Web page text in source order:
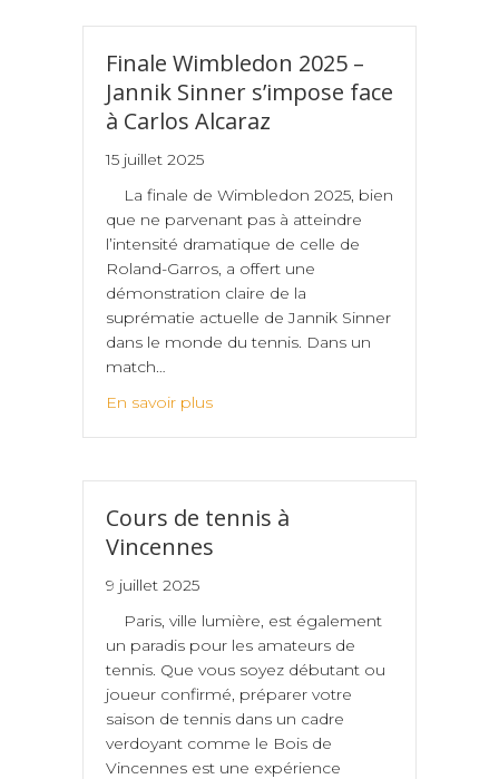
Finale Wimbledon 2025 –
Jannik Sinner s’impose face
à Carlos Alcaraz
15 juillet 2025
La finale de Wimbledon 2025, bien
que ne parvenant pas à atteindre
l’intensité dramatique de celle de
Roland-Garros, a offert une
démonstration claire de la
suprématie actuelle de Jannik Sinner
dans le monde du tennis. Dans un
match…
En savoir plus
Cours de tennis à
Vincennes
9 juillet 2025
Paris, ville lumière, est également
un paradis pour les amateurs de
tennis. Que vous soyez débutant ou
joueur confirmé, préparer votre
saison de tennis dans un cadre
verdoyant comme le Bois de
Vincennes est une expérience